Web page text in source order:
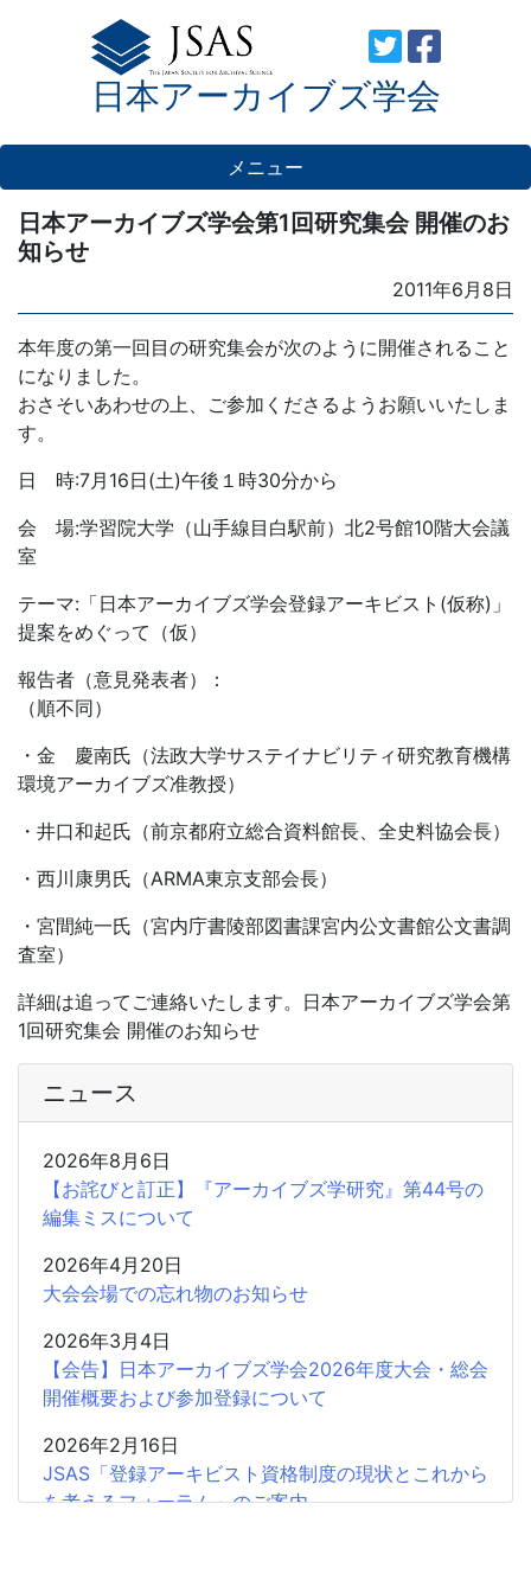
日本アーカイブズ学会
メニュー
日本アーカイブズ学会第1回研究集会 開催のお
知らせ
Posted
on
2011年6月8日
本年度の第一回目の研究集会が次のように開催されること
になりました。
おさそいあわせの上、ご参加くださるようお願いいたしま
す。
日 時:7月16日(土)午後１時30分から
会 場:学習院大学（山手線目白駅前）北2号館10階大会議
室
テーマ:「日本アーカイブズ学会登録アーキビスト(仮称)」
提案をめぐって（仮）
報告者（意見発表者）：
（順不同）
・金 慶南氏（法政大学サステイナビリティ研究教育機構
環境アーカイブズ准教授）
・井口和起氏（前京都府立総合資料館長、全史料協会長）
・西川康男氏（ARMA東京支部会長）
・宮間純一氏（宮内庁書陵部図書課宮内公文書館公文書調
査室）
詳細は追ってご連絡いたします。日本アーカイブズ学会第
1回研究集会 開催のお知らせ
ニュース
2026年8月6日
【お詫びと訂正】『アーカイブズ学研究』第44号の
編集ミスについて
2026年4月20日
大会会場での忘れ物のお知らせ
2026年3月4日
【会告】日本アーカイブズ学会2026年度大会・総会
開催概要および参加登録について
2026年2月16日
JSAS「登録アーキビスト資格制度の現状とこれから
を考えるフォーラム」のご案内